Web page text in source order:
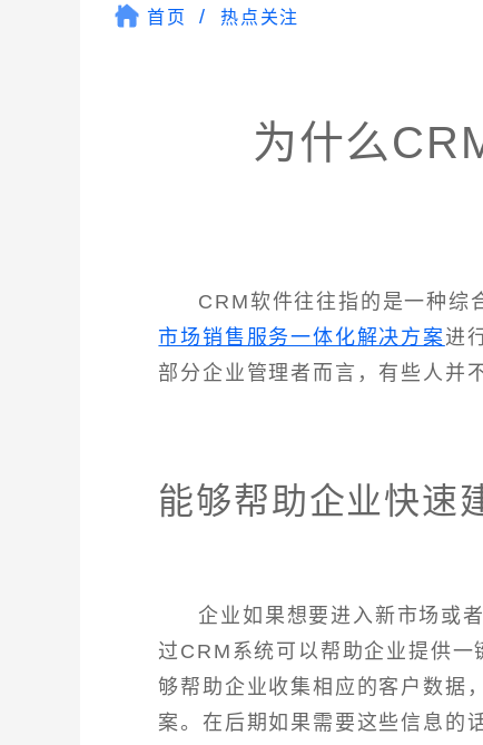
首页 热点关注
为什么
CRM软件往往指的是一种综
市场销售服务一体化解决方案 进
部分企业管理者而言，有些人并
能够帮助企业快速
企业如果想要进入新市场或
过CRM系统可以帮助企业提供
够帮助企业收集相应的客户数据
案。在后期如果需要这些信息的